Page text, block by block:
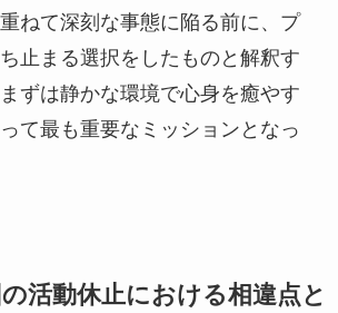
ねて深刻な事態に陥る前に、プ
止まる選択をしたものと解釈す
ずは静かな環境で心身を癒やす
て最も重要なミッションとなっ
活動休止における相違点と